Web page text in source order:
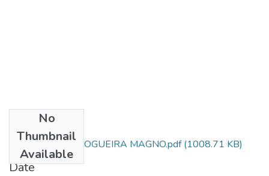
No
Thumbnail
Available
ARTIGO - LAIS NOGUEIRA MAGNO.pdf(1008.71 KB)
Date